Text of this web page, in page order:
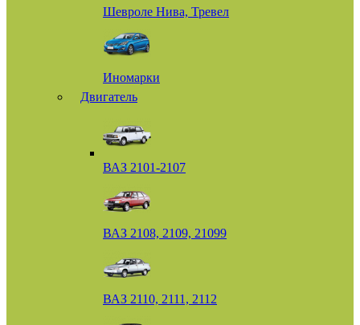
Шевроле Нива, Тревел
Иномарки
Двигатель
ВАЗ 2101-2107
ВАЗ 2108, 2109, 21099
ВАЗ 2110, 2111, 2112